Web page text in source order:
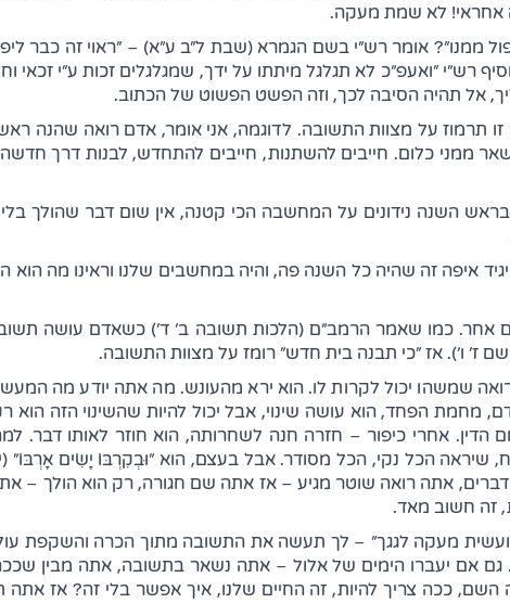
אחראי! לא שמת מעקה.
ממנו"? אומר רש"י בשם הגמרא (שבת ל"ב ע"א) – "ראוי זה כבר
רש"י "ואעפ"כ לא תגלגל מיתתו על ידך, שמגלגלים זכות ע"י
אל תהיה הסיבה לכך, וזה הפשט הפשוט של הכתוב.
תרמוז על מצוות התשובה. לדוגמה, אני אומר, אדם רואה שהנה
ממני כלום. חייבים להשתנות, חייבים להתחדש, לבנות דרך
השנה נידונים על המחשבה הכי קטנה, אין שום דבר שהולך
איפה זה שהיה כל השנה פה, והיה במחשבים שלנו וראינו מה הוא
כמו שאמר הרמב"ם (הלכות תשובה ב' ד') כשאדם עושה תשובה
ז' ו'). אז "כי תבנה בית חדש" רומז על מצוות התשובה.
שמשהו יכול לקרות לו. הוא ירא מהעונש. מה אתה יודע מה
אדם, מחמת הפחד, הוא עושה שינוי, אבל יכול להיות שהשינוי הזה
הדין. אחרי כיפור – חזרה חנה לשחרותה, הוא חוזר לאותו דבר.
הכל נקי, הכל מסודר. אבל בעצם, הוא "וּבְקִרְבּוֹ יָשִׂים אָרְבּוֹ"
אתה רואה שוטר מגיע – אז אתה שם חגורה, רק הוא הולך –
זה חשוב מאד.
מעקה לגגך" – לך תעשה את התשובה מתוך הכרה והשקפת
גם אם יעברו הימים של אלול – אתה נשאר בתשובה, אתה מבין
השם, ככה צריך להיות, זה החיים שלנו, איך אפשר בלי זה? אז